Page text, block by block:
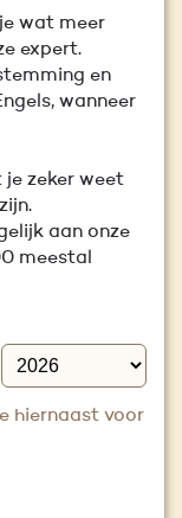
wat meer
expert.
en
wanneer
zeker weet
aan onze
meestal
hiernaast voor